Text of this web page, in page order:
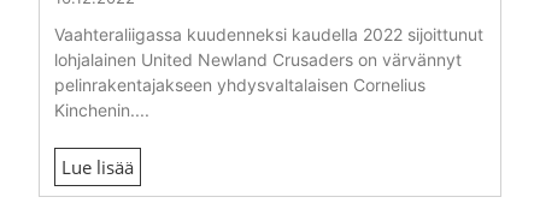
Vaahteraliigassa kuudenneksi kaudella 2022 sijoittunut
lohjalainen United Newland Crusaders on värvännyt
pelinrakentajakseen yhdysvaltalaisen Cornelius
Kinchenin....
Lue lisää